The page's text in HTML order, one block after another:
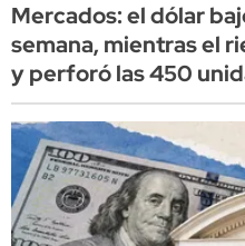
Mercados: el dólar
semana, mientras el
y perforó las 450